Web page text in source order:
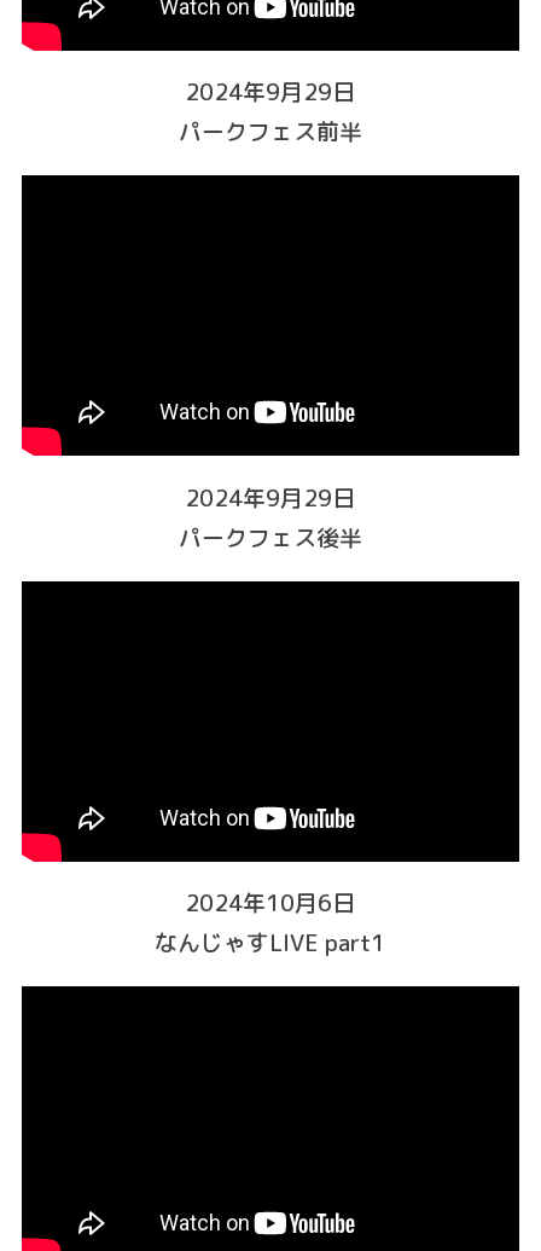
2024年9月29日
パークフェス前半
2024年9月29日
パークフェス後半
2024年10月6日
なんじゃすLIVE part1